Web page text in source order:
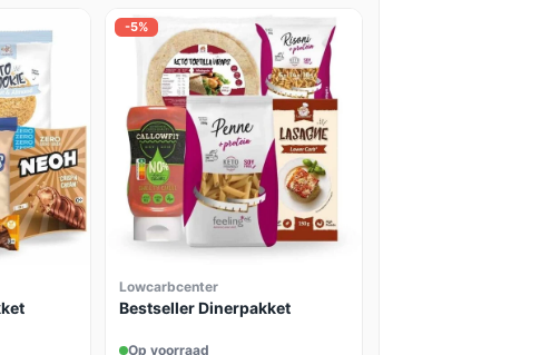
-5%
Lowcarbcenter
Bestseller Dinerpakket
Op voorraad